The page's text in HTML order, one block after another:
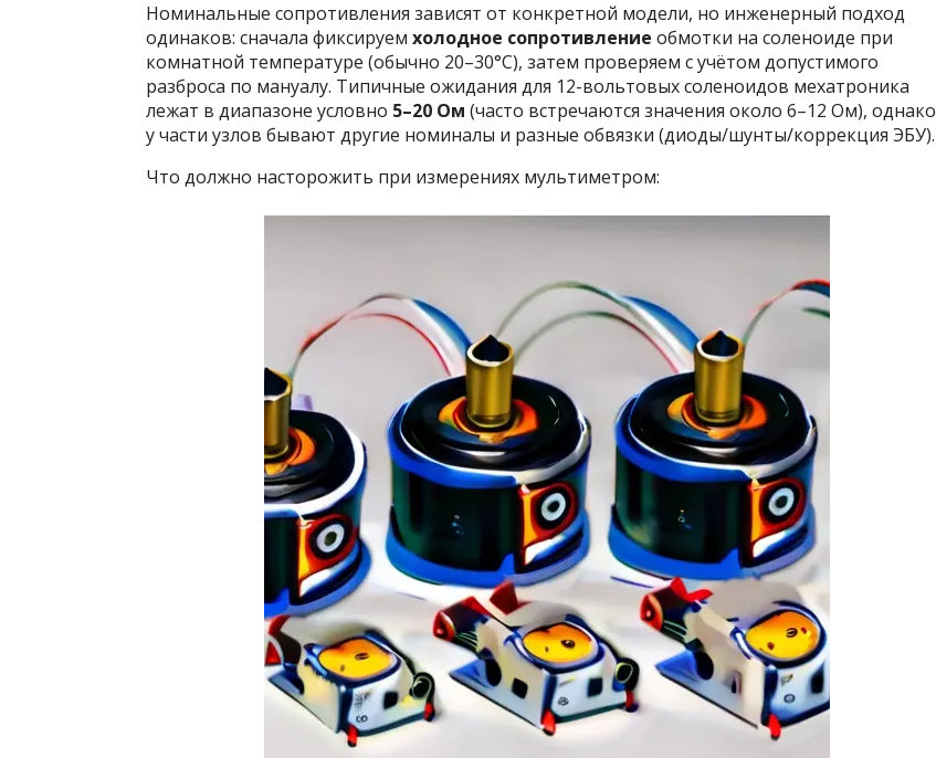
Номинальные сопротивления зависят от конкретной модели, но инженерный подход
одинаков: сначала фиксируем холодное сопротивление обмотки на соленоиде при
комнатной температуре (обычно 20–30°C), затем проверяем с учётом допустимого
разброса по мануалу. Типичные ожидания для 12-вольтовых соленоидов мехатроника
лежат в диапазоне условно 5–20 Ом (часто встречаются значения около 6–12 Ом), однако
у части узлов бывают другие номиналы и разные обвязки (диоды/шунты/коррекция ЭБУ).
Что должно насторожить при измерениях мультиметром: